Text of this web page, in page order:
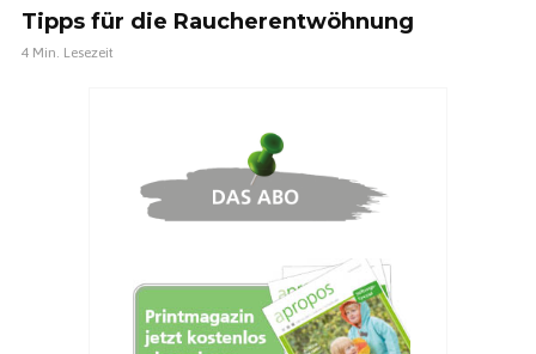
Tipps für die Raucherentwöhnung
4 Min. Lesezeit